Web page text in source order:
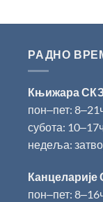
РАДНО
Књижара
пон‒пет:
субота:
недеља:
Канцеларије
пон‒пет: